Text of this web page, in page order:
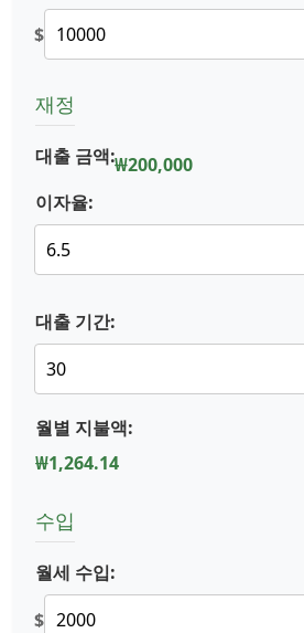
$
재정
대출 금액:₩200,000
이자율:
대출 기간:
월별 지불액:
₩1,264.14
수입
월세 수입:
$